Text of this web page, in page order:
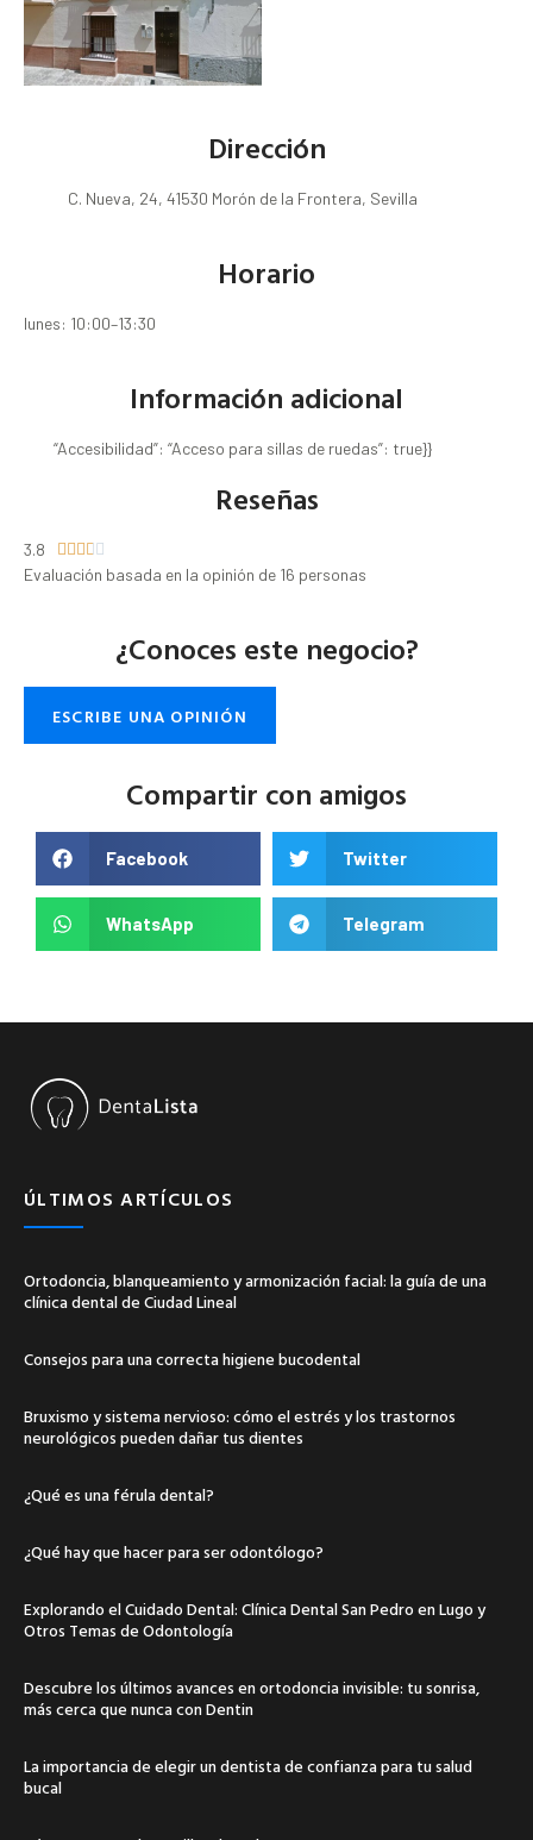
Dirección
C. Nueva, 24, 41530 Morón de la Frontera, Sevilla
Horario
lunes: 10:00–13:30
Información adicional
“Accesibilidad”: “Acceso para sillas de ruedas”: true}}
Reseñas
3.8     
Evaluación basada en la opinión de 16 personas
¿Conoces este negocio?
ESCRIBE UNA OPINIÓN
Compartir con amigos
Facebook Twitter
WhatsApp Telegram
ÚLTIMOS ARTÍCULOS
Ortodoncia, blanqueamiento y armonización facial: la guía de una
clínica dental de Ciudad Lineal
Consejos para una correcta higiene bucodental
Bruxismo y sistema nervioso: cómo el estrés y los trastornos
neurológicos pueden dañar tus dientes
¿Qué es una férula dental?
¿Qué hay que hacer para ser odontólogo?
Explorando el Cuidado Dental: Clínica Dental San Pedro en Lugo y
Otros Temas de Odontología
Descubre los últimos avances en ortodoncia invisible: tu sonrisa,
más cerca que nunca con Dentin
La importancia de elegir un dentista de confianza para tu salud
bucal